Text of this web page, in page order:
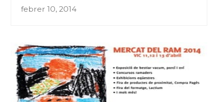
febrer 10, 2014